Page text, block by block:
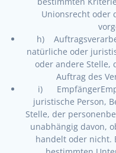
Unionsrecht oder
h)
natürliche oder
oder andere Stelle,
Auftrag des
i)
juristische Person,
Stelle, der
unabhängig davon,
handelt oder nicht.